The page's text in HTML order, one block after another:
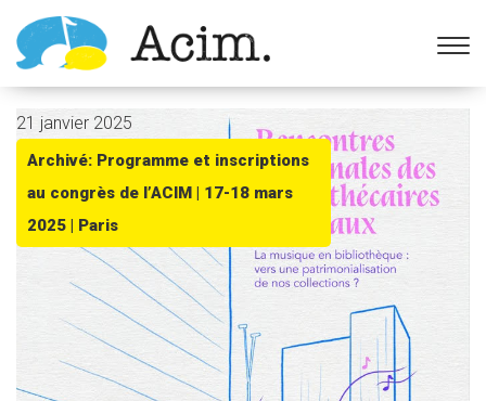
Ouvrir la barre d’outils
21 janvier 2025
Archivé: Programme et inscriptions
au congrès de l’ACIM | 17-18 mars
2025 | Paris